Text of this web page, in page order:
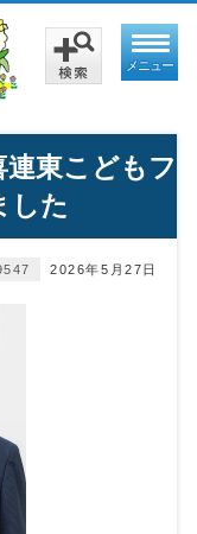
メニュー
東こどもフ
した
2026年5月27日